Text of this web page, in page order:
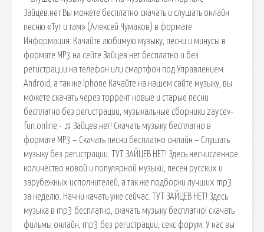
Зайцев.нет Вы можете бесплатно скачать и слушать онлайн
песню «Тут и там» (Алексей Чумаков) в формате.
Информация: Качайте любимую музыку, песни и минусы в
формате MP3 на сейте Зайцев нет бесплатно и без
регистрации на телефон или смартфон под Управлением
Android, а так же Iphone Качайте на нашем сайте музыку, вы
можете скачать через торрент новые и старые песни
бесплатно без регистрации, музыкальные сборники zaycev-
fun.online - ♫ Зайцев.нет! Скачать музыку бесплатно в
формате MP3 – Скачать песни бесплатно онлайн – Слушать
музыку без регистрации. ТУТ ЗАЙЦЕВ НЕТ! Здесь несчисленное
количество новой и популярной музыки, песен русских и
зарубежных исполнителей, а так же подборки лучших mp3
за неделю. Начни качать уже сейчас. ТУТ ЗАЙЦЕВ НЕТ! Здесь
музыка в mp3 бесплатно, скачать музыку бесплатно! скачать
фильмы онлайн, mp3 без регистрации, секс форум. У нас вы